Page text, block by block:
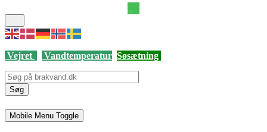
Vejret Vandtemperatur Søsætning
Søg
Mobile Menu Toggle